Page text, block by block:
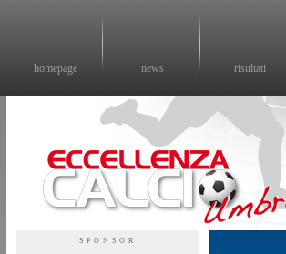
homepage news risultati
SPONSOR